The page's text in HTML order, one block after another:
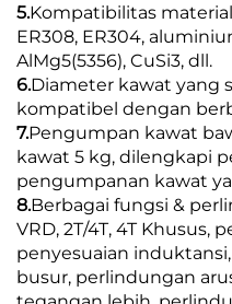
5.Kompatibilitas material
ER308, ER304,
AlMg5(5356), CuSi3, dll.
6.Diameter kawat yang
kompatibel dengan
7.Pengumpan kawat
kawat 5 kg, dilengkapi
pengumpanan kawat
8.Berbagai fungsi &
VRD, 2T/4T, 4T Khusus,
penyesuaian
busur, perlindungan